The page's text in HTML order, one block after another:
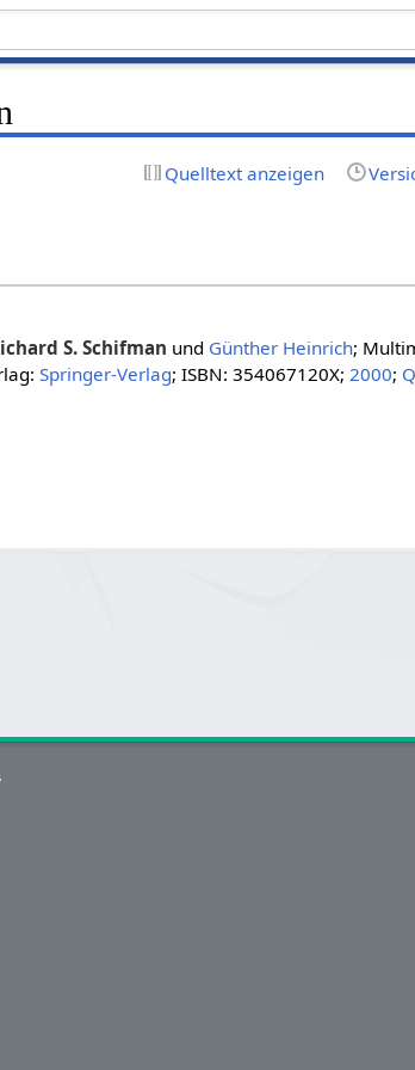
Quelltext anzeigen
S. Schifman und Günther Heinrich;
Springer-Verlag; ISBN: 354067120X; 2000;